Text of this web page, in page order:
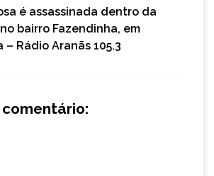
é assassinada dentro da
bairro Fazendinha, em
Rádio Aranãs 105.3
comentário: